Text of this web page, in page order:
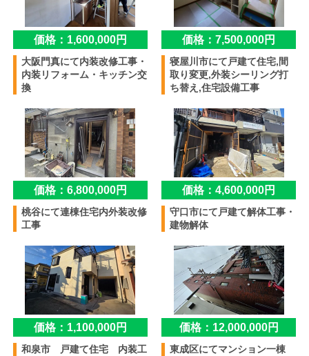
価格：1,600,000円
大阪門真にて内装改修工事・
内装リフォーム・キッチン交
換
価格：7,500,000円
寝屋川市にて戸建て住宅,間
取り変更,外装シーリング打
ち替え,住宅設備工事
価格：6,800,000円
桃谷にて連棟住宅内外装改修
工事
価格：4,600,000円
守口市にて戸建て解体工事・
建物解体
価格：1,100,000円
和泉市 戸建て住宅 内装工
価格：12,000,000円
東成区にてマンション一棟